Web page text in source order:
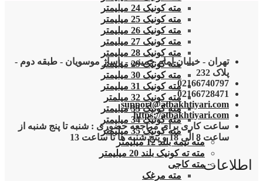
مته کونیک 24 میلیمتر
مته کونیک 25 میلیمتر
مته کونیک 26 میلیمتر
مته کونیک 27 میلیمتر
مته کونیک 28 میلیمتر
مته کونیک 29 میلیمتر
مته کونیک 30 میلیمتر
مته کونیک 31 میلیمتر
مته کونیک 32 میلمتر
مته کونیک 33 میلیمتر
مته کونیک 34 میلیمتر
مته کونیک 35 میلیمتر
مته نیمه بلند 12 میلیمتر
مته ته کونیک بلند 20 میلیمتر
مته کاجی
مته مرغک
تهران - خیابان امام خمینی - پاساژ موسویان - طبقه دوم -
پلاک 232
02166740797
02166728471
support@atbakhtiyari.com
https://atbakhtiyari.com
ساعت کاری برای مراجعه حضوری : شنبه تا پنج شنبه از
ساعت 8 الی 18 و پنج شنبه ها تا ساعت 13
اطلاعات